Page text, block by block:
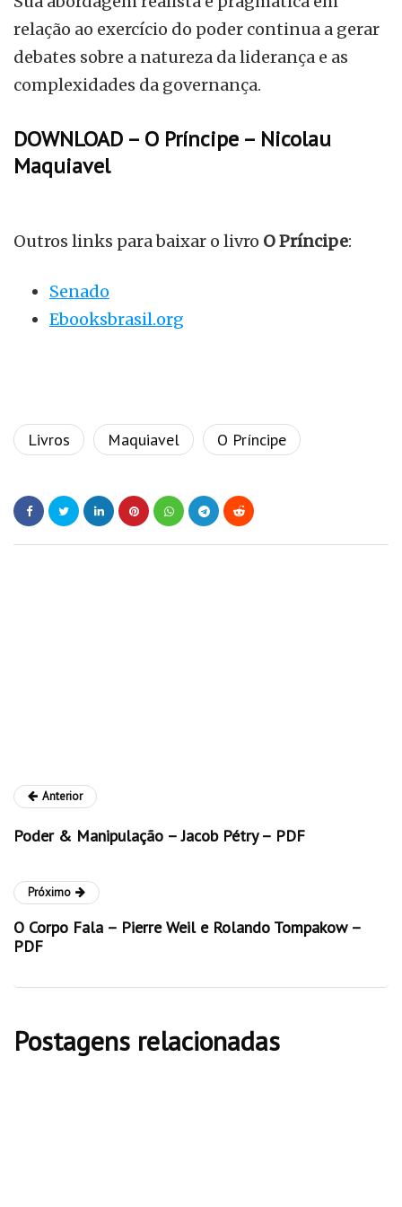
relação ao exercício do poder continua a gerar
debates sobre a natureza da liderança e as
complexidades da governança.
DOWNLOAD – O Príncipe – Nicolau
Maquiavel
Outros links para baixar o livro O Príncipe:
Senado
Ebooksbrasil.org
Livros Maquiavel O Príncipe
Anterior
Poder & Manipulação – Jacob Pétry – PDF
Próximo
O Corpo Fala – Pierre Weil e Rolando Tompakow –
PDF
Postagens relacionadas